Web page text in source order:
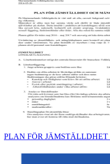
PLAN FÖR